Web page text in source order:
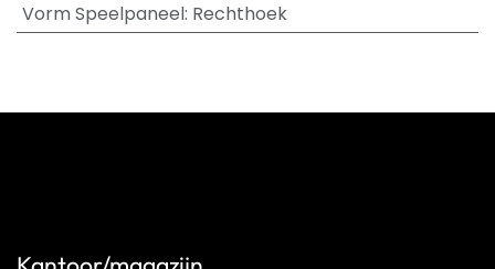
Vorm Speelpaneel: Rechthoek